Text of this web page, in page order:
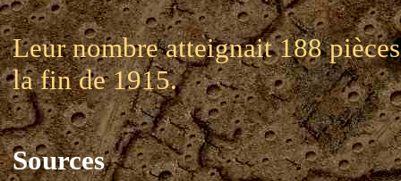
Leur nombre atteignait 188
la fin de 1915.
Sources